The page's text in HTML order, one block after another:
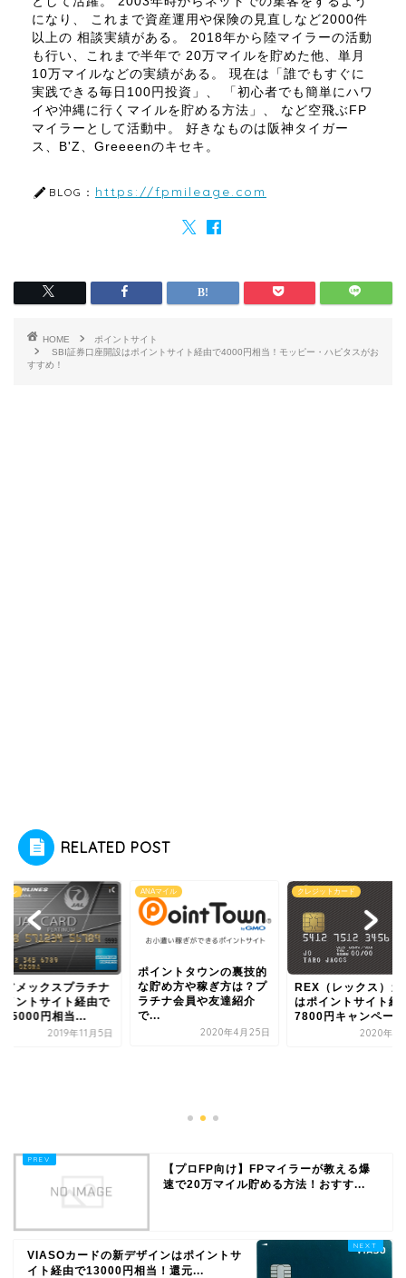
になり、 これまで資産運用や保険の見直しなど2000件
以上の 相談実績がある。 2018年から陸マイラーの活動
も行い、これまで半年で 20万マイルを貯めた他、単月
10万マイルなどの実績がある。 現在は「誰でもすぐに
実践できる毎日100円投資」、 「初心者でも簡単にハワ
イや沖縄に行くマイルを貯める方法」、 など空飛ぶFP
マイラーとして活動中。 好きなものは阪神タイガー
ス、B'Z、Greeeenのキセキ。
BLOG： https://fpmileage.com
HOME
ポイントサイト
SBI証券口座開設はポイントサイト経由で4000円相当！モッピー・ハピタスがお
すすめ！
RELATED POST
イル
メックスプラチナ
イントサイト経由で
45000円相当...
2019年11月5日
ANAマイル
ポイントタウンの裏技的
な貯め方や稼ぎ方は？プ
ラチナ会員や友達紹介
で...
2020年4月25日
クレジットカード
REX（レックス）カ
はポイントサイト経
7800円キャンペー...
2020年4
【プロFP向け】FPマイラーが教える爆
速で20万マイル貯める方法！おすす...
VIASOカードの新デザインはポイントサ
イト経由で13000円相当！還元...